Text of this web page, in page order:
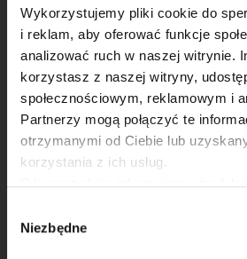
Wykorzystujemy pliki cookie do
i reklam, aby oferować funkcje
analizować ruch w naszej witrynie.
korzystasz z naszej witryny,
społecznościowym, reklamowym i
Partnerzy mogą połączyć te
otrzymanymi od Ciebie lub
korzystania z ich usług.
Gdańsk (80-339) adres: Dickmana
informacji o przetwarzaniu danych
zgody
Niezbędne